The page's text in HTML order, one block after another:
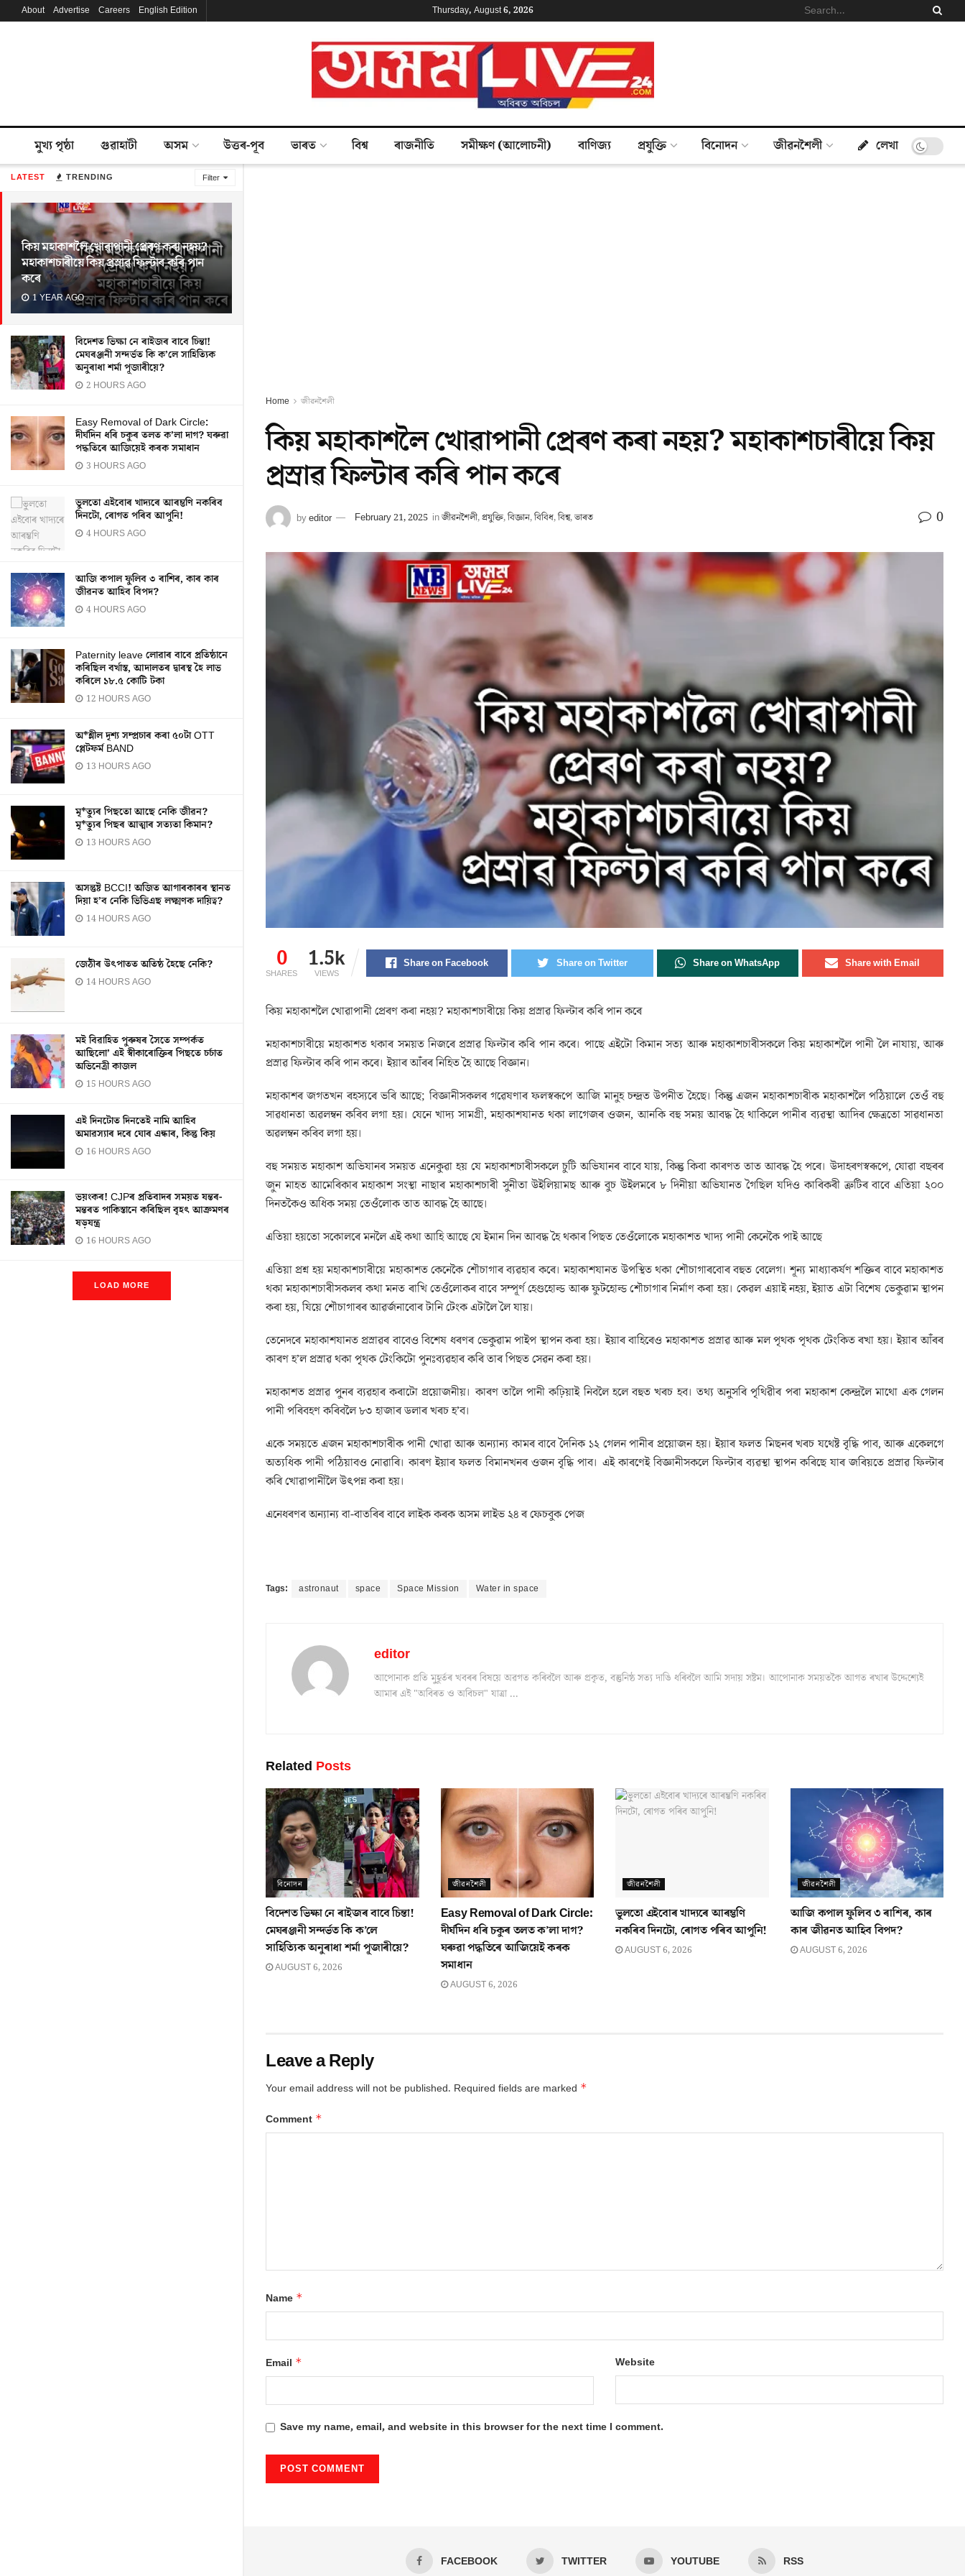
LATEST TRENDING Filter
কিয় মহাকাশলৈ খোৱাপানী প্ৰেৰণ কৰা নহয়?
মহাকাশচাৰীয়ে কিয় প্ৰস্ৰাৱ ফিল্টাৰ কৰি পান
কৰে
1 YEAR AGO
বিদেশত ভিক্ষা নে ৰাইজৰ বাবে চিন্তা!
মেঘৰঞ্জনী সন্দৰ্ভত কি ক’লে সাহিত্যিক
অনুৰাধা শৰ্মা পূজাৰীয়ে?
2 HOURS AGO
Easy Removal of Dark Circle:
দীৰ্ঘদিন ধৰি চকুৰ তলত ক’লা দাগ? ঘৰুৱা
পদ্ধতিৰে আজিয়েই কৰক সমাধান
3 HOURS AGO
ভুলতো এইবোৰ খাদ্যৰে আৰম্ভণি নকৰিব
দিনটো, ৰোগত পৰিব আপুনি!
4 HOURS AGO
আজি কপাল ফুলিব ৩ ৰাশিৰ, কাৰ কাৰ
জীৱনত আহিব বিপদ?
4 HOURS AGO
Paternity leave লোৱাৰ বাবে প্ৰতিষ্ঠানে
কৰিছিল বৰ্খাস্ত, আদালতৰ দ্বাৰস্থ হৈ লাভ
কৰিলে ১৮.৫ কোটি টকা
12 HOURS AGO
অ*শ্লীল দৃশ্য সম্প্ৰচাৰ কৰা ৫০টা OTT
প্লেটফৰ্ম BAND
13 HOURS AGO
মৃ*ত্যুৰ পিছতো আছে নেকি জীৱন?
মৃ*ত্যুৰ পিছৰ আত্মাৰ সত্যতা কিমান?
13 HOURS AGO
অসন্তুষ্ট BCCI! অজিত আগাৰকাৰৰ স্থানত
দিয়া হ’ব নেকি ভিভিএছ লক্ষ্মণক দায়িত্ব?
14 HOURS AGO
জেঠীৰ উৎপাতত অতিষ্ঠ হৈছে নেকি?
14 HOURS AGO
মই বিৱাহিত পুৰুষৰ সৈতে সম্পৰ্কত
আছিলো’ এই স্বীকাৰোক্তিৰ পিছতে চৰ্চাত
অভিনেত্ৰী কাজল
15 HOURS AGO
এই দিনটোত দিনতেই নামি আহিব
অমাৱস্যাৰ দৰে ঘোৰ এন্ধাৰ, কিন্তু কিয়
16 HOURS AGO
ভয়ংকৰ! CJPৰ প্ৰতিবাদৰ সময়ত যন্তৰ-
মন্তৰত পাকিস্তানে কৰিছিল বৃহৎ আক্ৰমণৰ
ষড়যন্ত্ৰ
16 HOURS AGO
LOAD MORE
About Advertise Careers English Edition Thursday, August 6, 2026
মুখ্য পৃষ্ঠা গুৱাহাটী অসম উত্তৰ-পূব ভাৰত বিশ্ব ৰাজনীতি সমীক্ষণ (আলোচনী) বাণিজ্য প্ৰযুক্তি বিনোদন জীৱনশৈলী লেখা
Home জীৱনশৈলী
কিয় মহাকাশলৈ খোৱাপানী প্ৰেৰণ কৰা নহয়? মহাকাশচাৰীয়ে কিয়
প্ৰস্ৰাৱ ফিল্টাৰ কৰি পান কৰে
byeditor February 21, 2025 inজীৱনশৈলী,প্ৰযুক্তি,বিজ্ঞান,বিবিধ,বিশ্ব,ভাৰত 0
0
SHARES
1.5k
VIEWS
Share on Facebook Share on Twitter Share on WhatsApp Share with Email
কিয় মহাকাশলৈ খোৱাপানী প্ৰেৰণ কৰা নহয়? মহাকাশচাৰীয়ে কিয় প্ৰস্ৰাৱ ফিল্টাৰ কৰি পান কৰে
মহাকাশচাৰীয়ে মহাকাশত থকাৰ সময়ত নিজৰে প্ৰস্ৰাৱ ফিল্টাৰ কৰি পান কৰে। পাছে এইটো কিমান সত্য আৰু মহাকাশচাৰীসকলে কিয় মহাকাশলৈ পানী লৈ নাযায়, আৰু
প্ৰস্ৰাৱ ফিল্টাৰ কৰি পান কৰে। ইয়াৰ আঁৰৰ নিহিত হৈ আছে বিজ্ঞান।
মহাকাশৰ জগতখন ৰহস্যৰে ভৰি আছে; বিজ্ঞানীসকলৰ গৱেষণাৰ ফলস্বৰূপে আজি মানুহ চন্দ্ৰত উপনীত হৈছে। কিন্তু এজন মহাকাশচাৰীক মহাকাশলৈ পঠিয়ালে তেওঁ বহু
সাৱধানতা অৱলম্বন কৰিব লগা হয়। যেনে খাদ্য সামগ্ৰী, মহাকাশযানত থকা লাগেজৰ ওজন, আনকি বহু সময় আবদ্ধ হৈ থাকিলে পানীৰ ব্যৱস্থা আদিৰ ক্ষেত্ৰতো সাৱধানতা
অৱলম্বন কৰিব লগা হয়।
বহু সময়ত মহাকাশ অভিযানৰ সময়ত এনেকুৱা হয় যে মহাকাশচাৰীসকলে চুটি অভিযানৰ বাবে যায়, কিন্তু কিবা কাৰণত তাত আবদ্ধ হৈ পৰে। উদাহৰণস্বৰূপে, যোৱা বছৰৰ
জুন মাহত আমেৰিকাৰ মহাকাশ সংস্থা নাছাৰ মহাকাশচাৰী সুনীতা উইলিয়ামছ আৰু বুচ উইলমৰে ৮ দিনীয়া অভিযানত গৈছিল যদিও কাৰিকৰী ত্ৰুটিৰ বাবে এতিয়া ২০০
দিনতকৈও অধিক সময় তেওঁলোক তাত আবদ্ধ হৈ আছে।
এতিয়া হয়তো সকোলৰে মনলৈ এই কথা আহি আছে যে ইমান দিন আবদ্ধ হৈ থকাৰ পিছত তেওঁলোকে মহাকাশত খাদ্য পানী কেনেকৈ পাই আছে
এতিয়া প্ৰশ্ন হয় মহাকাশচাৰীয়ে মহাকাশত কেনেকৈ শৌচাগাৰ ব্যৱহাৰ কৰে। মহাকাশযানত উপস্থিত থকা শৌচাগাৰবোৰ বহুত বেলেগ। শূন্য মাধ্যাকৰ্ষণ শক্তিৰ বাবে মহাকাশত
থকা মহাকাশচাৰীসকলৰ কথা মনত ৰাখি তেওঁলোকৰ বাবে সম্পূৰ্ণ হেণ্ডহোল্ড আৰু ফুটহোল্ড শৌচাগাৰ নিৰ্মাণ কৰা হয়। কেৱল এয়াই নহয়, ইয়াত এটা বিশেষ ভেকুৱাম স্থাপন
কৰা হয়, যিয়ে শৌচাগাৰৰ আৱৰ্জনাবোৰ টানি টেংক এটালৈ লৈ যায়।
তেনেদৰে মহাকাশযানত প্ৰস্ৰাৱৰ বাবেও বিশেষ ধৰণৰ ভেকুৱাম পাইপ স্থাপন কৰা হয়। ইয়াৰ বাহিৰেও মহাকাশত প্ৰস্ৰাৱ আৰু মল পৃথক পৃথক টেংকিত ৰখা হয়। ইয়াৰ আঁৰৰ
কাৰণ হ’ল প্ৰস্ৰাৱ থকা পৃথক টেংকিটো পুনঃব্যৱহাৰ কৰি তাৰ পিছত সেৱন কৰা হয়।
মহাকাশত প্ৰস্ৰাৱ পুনৰ ব্যৱহাৰ কৰাটো প্ৰয়োজনীয়। কাৰণ তালৈ পানী কঢ়িয়াই নিবলৈ হলে বহুত খৰচ হব। তথ্য অনুসৰি পৃথিৱীৰ পৰা মহাকাশ কেন্দ্ৰলৈ মাথো এক গেলন
পানী পৰিবহণ কৰিবলৈ ৮৩ হাজাৰ ডলাৰ খৰচ হ’ব।
একে সময়তে এজন মহাকাশচাৰীক পানী খোৱা আৰু অন্যান্য কামৰ বাবে দৈনিক ১২ গেলন পানীৰ প্ৰয়োজন হয়। ইয়াৰ ফলত মিছনৰ খৰচ যথেষ্ট বৃদ্ধি পাব, আৰু একেলগে
অত্যধিক পানী পঠিয়াবও নোৱাৰি। কাৰণ ইয়াৰ ফলত বিমানখনৰ ওজন বৃদ্ধি পাব। এই কাৰণেই বিজ্ঞানীসকলে ফিল্টাৰ ব্যৱস্থা স্থাপন কৰিছে যাৰ জৰিয়তে প্ৰস্ৰাৱ ফিল্টাৰ
কৰি খোৱাপানীলৈ উৎপন্ন কৰা হয়।
এনেধৰণৰ অন্যান্য বা-বাতৰিৰ বাবে লাইক কৰক অসম লাইভ ২৪ ৰ ফেচবুক পেজ
Tags: astronaut space Space Mission Water in space
editor
আপোনাক প্ৰতি মুহূৰ্তৰ খবৰৰ বিষয়ে অৱগত কৰিবলৈ আৰু প্ৰকৃত, বস্তুনিষ্ঠ সত্য দাঙি ধৰিবলৈ আমি সদায় সষ্টম। আপোনাক সময়তকৈ আগত ৰখাৰ উদ্দেশ্যেই
আমাৰ এই "অবিৰত ও অবিচল" যাত্ৰা ...
Related Posts
বিনোদন
বিদেশত ভিক্ষা নে ৰাইজৰ বাবে চিন্তা!
মেঘৰঞ্জনী সন্দৰ্ভত কি ক’লে
সাহিত্যিক অনুৰাধা শৰ্মা পূজাৰীয়ে?
AUGUST 6, 2026
জীৱনশৈলী
Easy Removal of Dark Circle:
দীৰ্ঘদিন ধৰি চকুৰ তলত ক’লা দাগ?
ঘৰুৱা পদ্ধতিৰে আজিয়েই কৰক
সমাধান
AUGUST 6, 2026
জীৱনশৈলী
ভুলতো এইবোৰ খাদ্যৰে আৰম্ভণি
নকৰিব দিনটো, ৰোগত পৰিব আপুনি!
AUGUST 6, 2026
জীৱনশৈলী
আজি কপাল ফুলিব ৩ ৰাশিৰ, কাৰ
কাৰ জীৱনত আহিব বিপদ?
AUGUST 6, 2026
Leave a Reply
Your email address will not be published. Required fields are marked *
Comment *
Name *
Email * Website
Save my name, email, and website in this browser for the next time I comment.
FACEBOOK TWITTER YOUTUBE RSS